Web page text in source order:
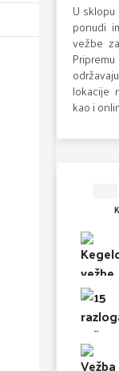
U sklopu
ponudi
vežbe
lokacije
kao i